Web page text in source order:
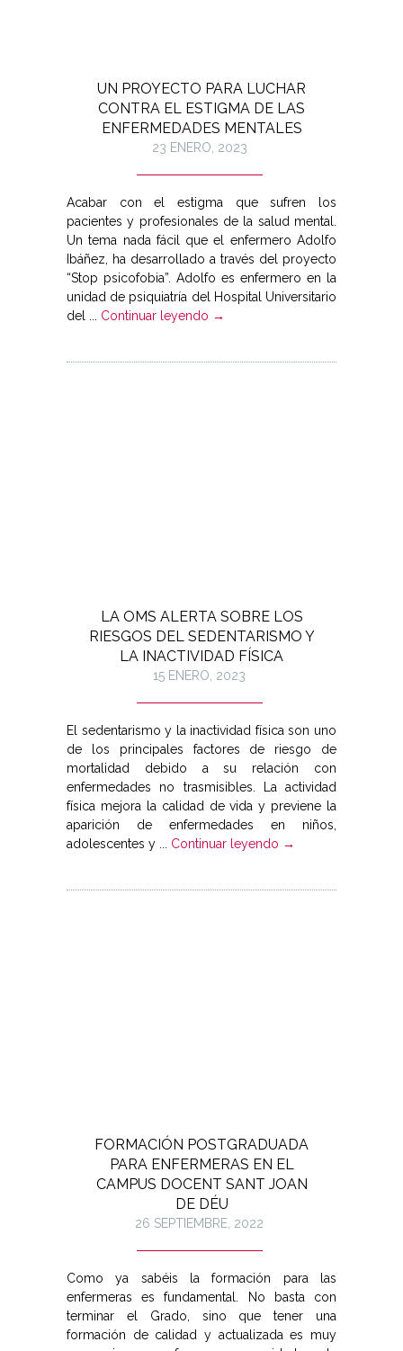
UN PROYECTO PARA LUCHAR
CONTRA EL ESTIGMA DE LAS
ENFERMEDADES MENTALES
23 ENERO, 2023
Acabar con el estigma que sufren los
pacientes y profesionales de la salud mental.
Un tema nada fácil que el enfermero Adolfo
Ibáñez, ha desarrollado a través del proyecto
“Stop psicofobia”. Adolfo es enfermero en la
unidad de psiquiatría del Hospital Universitario
del ... Continuar leyendo →
LA OMS ALERTA SOBRE LOS
RIESGOS DEL SEDENTARISMO Y
LA INACTIVIDAD FÍSICA
15 ENERO, 2023
El sedentarismo y la inactividad física son uno
de los principales factores de riesgo de
mortalidad debido a su relación con
enfermedades no trasmisibles. La actividad
física mejora la calidad de vida y previene la
aparición de enfermedades en niños,
adolescentes y ... Continuar leyendo →
FORMACIÓN POSTGRADUADA
PARA ENFERMERAS EN EL
CAMPUS DOCENT SANT JOAN
DE DÉU
26 SEPTIEMBRE, 2022
Como ya sabéis la formación para las
enfermeras es fundamental. No basta con
terminar el Grado, sino que tener una
formación de calidad y actualizada es muy